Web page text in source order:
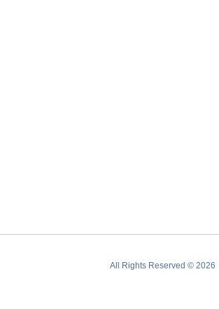
All Rights Reserved © 2026